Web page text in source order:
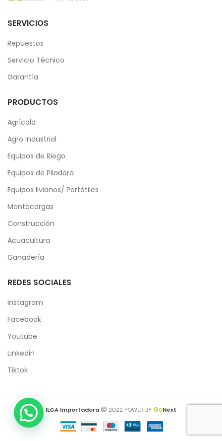
SERVICIOS
Repuestos
Servicio Técnico
Garantía
PRODUCTOS
Agrícola
Agro Industrial
Equipos de Riego
Equipos de Piladora
Equipos livianos/ Portátiles
Montacargas
Construcción
Acuacultura
Ganadería
REDES SOCIALES
Instagram
Facebook
Youtube
Linkedin
Tiktok
ILGA Importadora 2022 POWER BY GoNext